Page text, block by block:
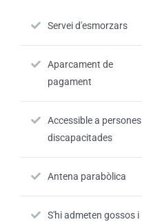
Servei d'esmorzars
Aparcament de
pagament
Accessible a persones
discapacitades
Antena parabòlica
S'hi admeten gossos i